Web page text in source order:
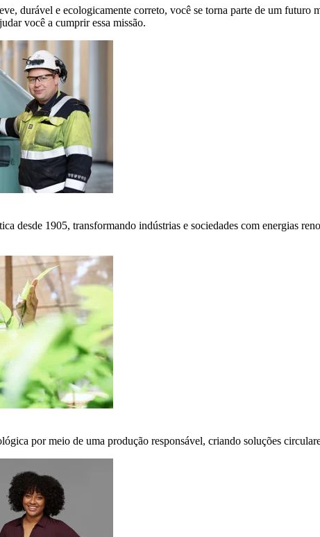
durável e ecologicamente correto, você se torna parte de um futuro
você a cumprir essa missão.
desde 1905, transformando indústrias e sociedades com energias
por meio de uma produção responsável, criando soluções